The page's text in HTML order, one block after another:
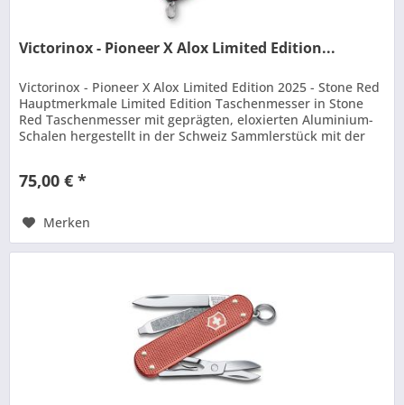
Victorinox - Pioneer X Alox Limited Edition...
Victorinox - Pioneer X Alox Limited Edition 2025 - Stone Red
Hauptmerkmale Limited Edition Taschenmesser in Stone
Red Taschenmesser mit geprägten, eloxierten Aluminium-
Schalen hergestellt in der Schweiz Sammlerstück mit der
75,00 € *
Merken